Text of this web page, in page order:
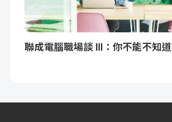
聯成電腦職場談 III：你不能不知